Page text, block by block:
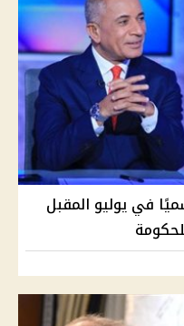
في يوليو المقبل